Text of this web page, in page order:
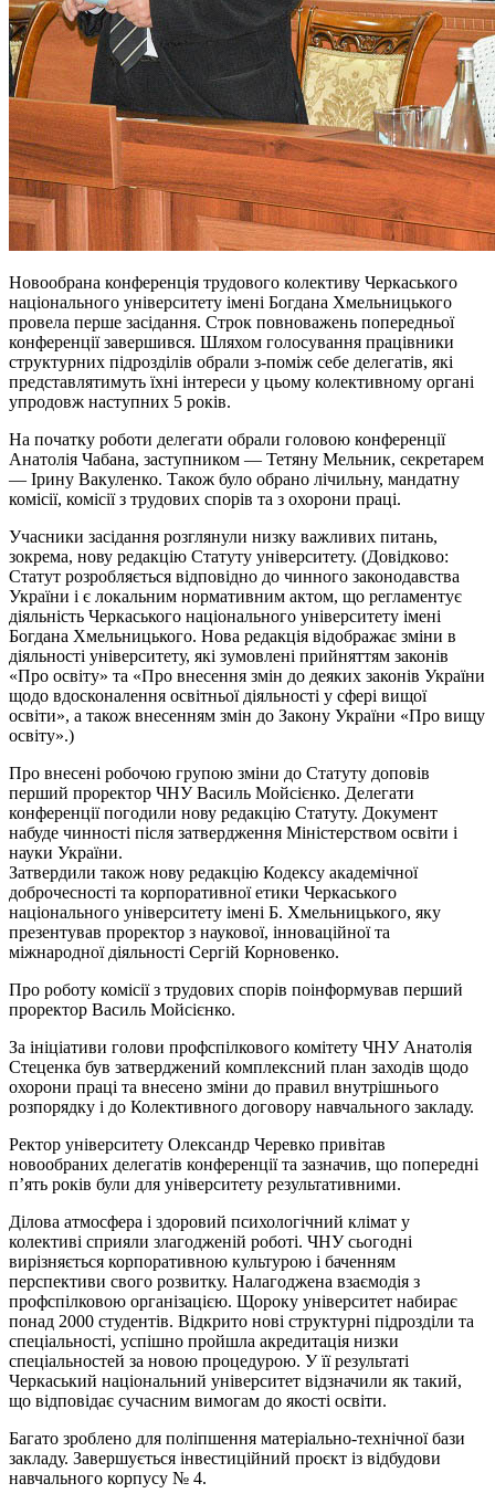
Новообрана конференція трудового колективу Черкаського
національного університету імені Богдана Хмельницького
провела перше засідання. Строк повноважень попередньої
конференції завершився. Шляхом голосування працівники
структурних підрозділів обрали з-поміж себе делегатів, які
представлятимуть їхні інтереси у цьому колективному органі
упродовж наступних 5 років.
На початку роботи делегати обрали головою конференції
Анатолія Чабана, заступником — Тетяну Мельник, секретарем
— Ірину Вакуленко. Також було обрано лічильну, мандатну
комісії, комісії з трудових спорів та з охорони праці.
Учасники засідання розглянули низку важливих питань,
зокрема, нову редакцію Статуту університету. (Довідково:
Статут розробляється відповідно до чинного законодавства
України і є локальним нормативним актом, що регламентує
діяльність Черкаського національного університету імені
Богдана Хмельницького. Нова редакція відображає зміни в
діяльності університету, які зумовлені прийняттям законів
«Про освіту» та «Про внесення змін до деяких законів України
щодо вдосконалення освітньої діяльності у сфері вищої
освіти», а також внесенням змін до Закону України «Про вищу
освіту».)
Про внесені робочою групою зміни до Статуту доповів
перший проректор ЧНУ Василь Мойсієнко. Делегати
конференції погодили нову редакцію Статуту. Документ
набуде чинності після затвердження Міністерством освіти і
науки України.
Затвердили також нову редакцію Кодексу академічної
доброчесності та корпоративної етики Черкаського
національного університету імені Б. Хмельницького, яку
презентував проректор з наукової, інноваційної та
міжнародної діяльності Сергій Корновенко.
Про роботу комісії з трудових спорів поінформував перший
проректор Василь Мойсієнко.
За ініціативи голови профспілкового комітету ЧНУ Анатолія
Стеценка був затверджений комплексний план заходів щодо
охорони праці та внесено зміни до правил внутрішнього
розпорядку і до Колективного договору навчального закладу.
Ректор університету Олександр Черевко привітав
новообраних делегатів конференції та зазначив, що попередні
п’ять років були для університету результативними.
Ділова атмосфера і здоровий психологічний клімат у
колективі сприяли злагодженій роботі. ЧНУ сьогодні
вирізняється корпоративною культурою і баченням
перспективи свого розвитку. Налагоджена взаємодія з
профспілковою організацією. Щороку університет набирає
понад 2000 студентів. Відкрито нові структурні підрозділи та
спеціальності, успішно пройшла акредитація низки
спеціальностей за новою процедурою. У її результаті
Черкаський національний університет відзначили як такий,
що відповідає сучасним вимогам до якості освіти.
Багато зроблено для поліпшення матеріально-технічної бази
закладу. Завершується інвестиційний проєкт із відбудови
навчального корпусу № 4.